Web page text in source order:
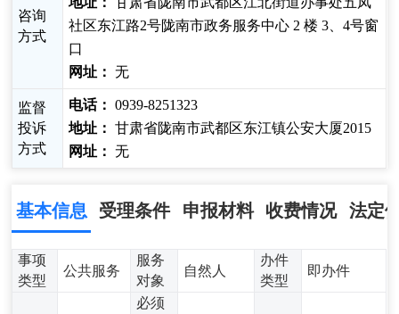
咨询
方式
社区东江路2号陇南市政务服务中心 2 楼 3、4号窗
口
网址： 无
监督
投诉
方式
电话： 0939-8251323
地址： 甘肃省陇南市武都区东江镇公安大厦2015
网址： 无
基本信息 受理条件 申报材料 收费情况 法定
事项
类型
公共服务
服务
对象
自然人
办件
类型
即办件
必须